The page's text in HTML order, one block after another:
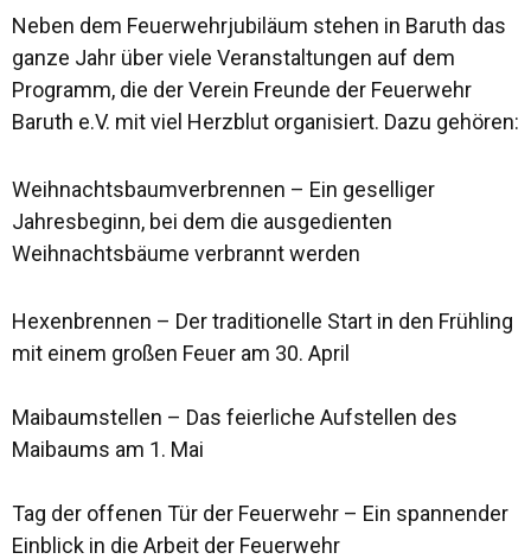
Neben dem Feuerwehrjubiläum stehen in Baruth das
ganze Jahr über viele Veranstaltungen auf dem
Programm, die der Verein Freunde der Feuerwehr
Baruth e.V. mit viel Herzblut organisiert. Dazu gehören:
Weihnachtsbaumverbrennen – Ein geselliger
Jahresbeginn, bei dem die ausgedienten
Weihnachtsbäume verbrannt werden
Hexenbrennen – Der traditionelle Start in den Frühling
mit einem großen Feuer am 30. April
Maibaumstellen – Das feierliche Aufstellen des
Maibaums am 1. Mai
Tag der offenen Tür der Feuerwehr – Ein spannender
Einblick in die Arbeit der Feuerwehr